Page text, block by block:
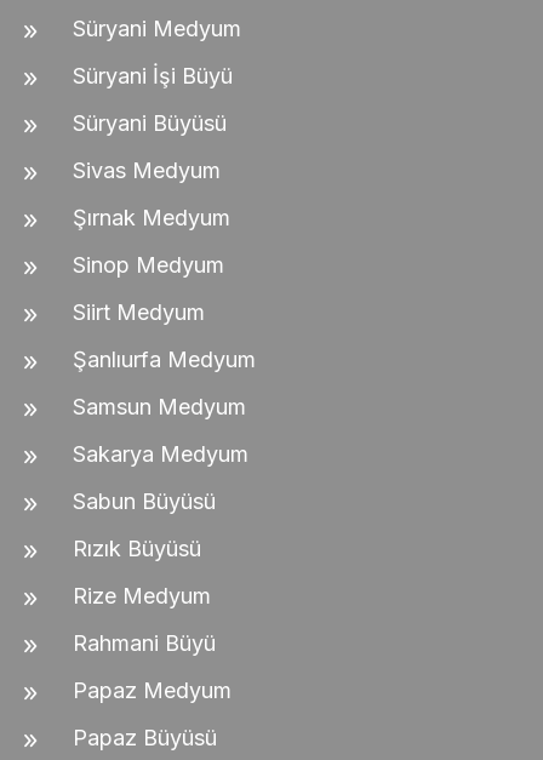
Süryani Medyum
Süryani İşi Büyü
Süryani Büyüsü
Sivas Medyum
Şırnak Medyum
Sinop Medyum
Siirt Medyum
Şanlıurfa Medyum
Samsun Medyum
Sakarya Medyum
Sabun Büyüsü
Rızık Büyüsü
Rize Medyum
Rahmani Büyü
Papaz Medyum
Papaz Büyüsü